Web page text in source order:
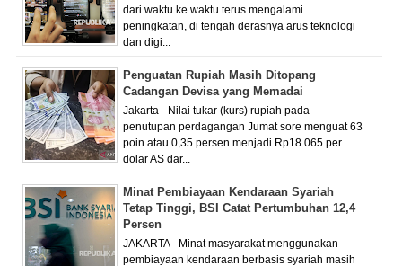
dari waktu ke waktu terus mengalami
peningkatan, di tengah derasnya arus teknologi
dan digi...
Penguatan Rupiah Masih Ditopang
Cadangan Devisa yang Memadai
Jakarta - Nilai tukar (kurs) rupiah pada
penutupan perdagangan Jumat sore menguat 63
poin atau 0,35 persen menjadi Rp18.065 per
dolar AS dar...
Minat Pembiayaan Kendaraan Syariah
Tetap Tinggi, BSI Catat Pertumbuhan 12,4
Persen
JAKARTA - Minat masyarakat menggunakan
pembiayaan kendaraan berbasis syariah masih